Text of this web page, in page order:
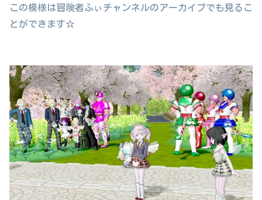
この模様は冒険者ふぃチャンネルのアーカイブでも見るこ
とができます☆